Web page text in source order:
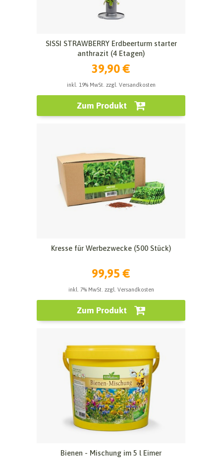
SISSI STRAWBERRY Erdbeerturm starter
anthrazit (4 Etagen)
39,90 €
inkl. 19% MwSt. zzgl. Versandkosten
Zum Produkt
Kresse für Werbezwecke (500 Stück)
99,95 €
inkl. 7% MwSt. zzgl. Versandkosten
Zum Produkt
Bienen - Mischung im 5 l Eimer